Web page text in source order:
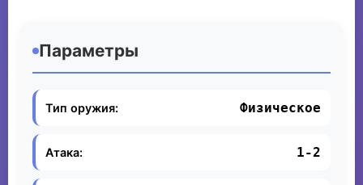
Параметры
Тип оружия: Физическое
Атака: 1-2